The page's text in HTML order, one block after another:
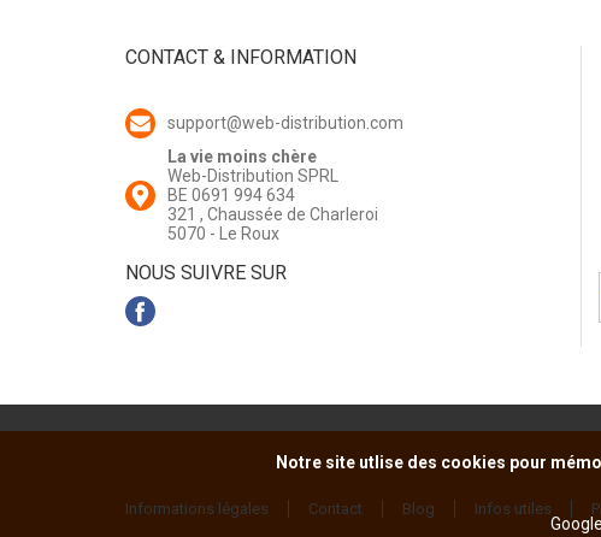
CONTACT & INFORMATION
support@web-distribution.com
La vie moins chère
Web-Distribution SPRL
BE 0691 994 634
321 , Chaussée de Charleroi
5070 - Le Roux
NOUS SUIVRE SUR
Informations légales Contact Blog Infos utiles
Notre site utlise des cookies pour